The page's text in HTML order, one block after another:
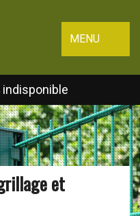
MENU
indisponible
et